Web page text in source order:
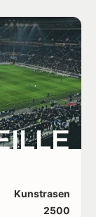
Kunstrasen
2500